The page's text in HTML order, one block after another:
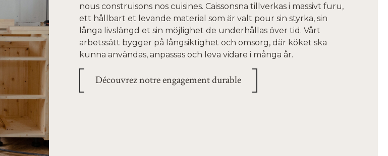
nous construisons nos cuisines. Caissonsna tillverkas i massivt furu,
ett hållbart et levande material som är valt pour sin styrka, sin
långa livslängd et sin möjlighet de underhållas över tid. Vårt
arbetssätt bygger på långsiktighet och omsorg, där köket ska
kunna användas, anpassas och leva vidare i många år.
Découvrez notre engagement durable